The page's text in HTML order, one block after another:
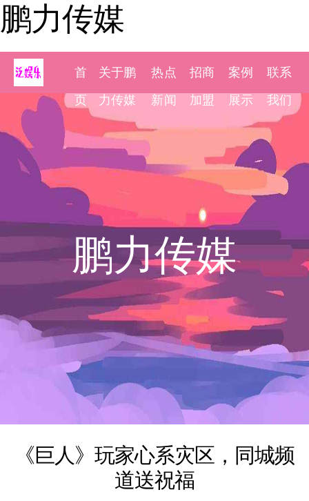
鹏力传媒
首
页
关于鹏
力传媒
热点
新闻
招商
加盟
案例
展示
联系
我们
鹏力传媒
《巨人》玩家心系灾区，同城频
道送祝福